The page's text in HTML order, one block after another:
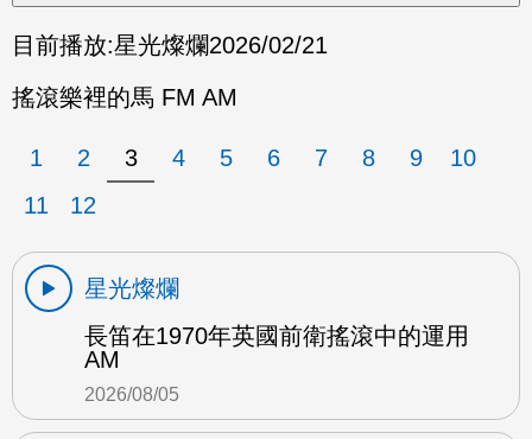
目前播放:星光燦爛2026/02/21
搖滾樂裡的馬 FM AM
1 2 3 4 5 6 7 8 9
10
11
12
星光燦爛
長笛在1970年英國前衛搖滾中的運用
AM
2026/08/05